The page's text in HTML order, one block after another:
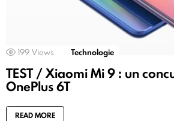
199 Views Technologie
TEST / Xiaomi Mi 9 : un
OnePlus 6T
READ MORE